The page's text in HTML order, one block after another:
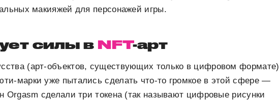
макияжей для персонажей игры.
силы в NFT-арт
(арт-объектов, существующих только в цифровом формате)
марки уже пытались сделать что-то громкое в этой сфере —
Orgasm сделали три токена (так называют цифровые рисунки